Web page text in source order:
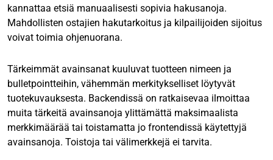
kannattaa etsiä manuaalisesti sopivia hakusanoja.
Mahdollisten ostajien hakutarkoitus ja kilpailijoiden sijoitus
voivat toimia ohjenuorana.
Tärkeimmät avainsanat kuuluvat tuotteen nimeen ja
bulletpointteihin, vähemmän merkitykselliset löytyvät
tuotekuvauksesta. Backendissä on ratkaisevaa ilmoittaa
muita tärkeitä avainsanoja ylittämättä maksimaalista
merkkimäärää tai toistamatta jo frontendissä käytettyjä
avainsanoja. Toistoja tai välimerkkejä ei tarvita.